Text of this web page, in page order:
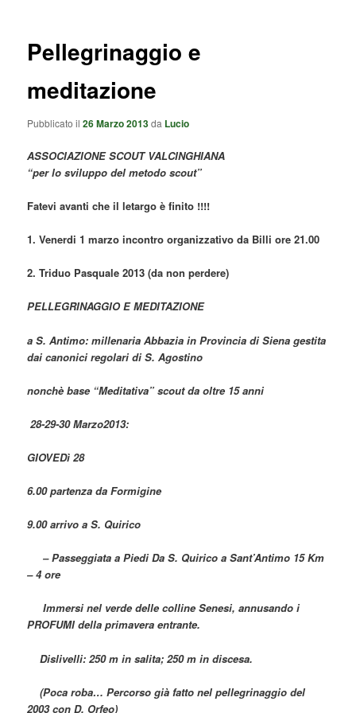
Pellegrinaggio e
meditazione
Pubblicato il26 Marzo 2013da Lucio
ASSOCIAZIONE SCOUT VALCINGHIANA
“per lo sviluppo del metodo scout”
Fatevi avanti che il letargo è finito !!!!
1. Venerdi 1 marzo incontro organizzativo da Billi ore 21.00
2. Triduo Pasquale 2013 (da non perdere)
PELLEGRINAGGIO E MEDITAZIONE
a S. Antimo: millenaria Abbazia in Provincia di Siena gestita
dai canonici regolari di S. Agostino
nonchè base “Meditativa” scout da oltre 15 anni
28-29-30 Marzo2013:
GIOVEDì 28
6.00 partenza da Formigine
9.00 arrivo a S. Quirico
– Passeggiata a Piedi Da S. Quirico a Sant’Antimo 15 Km
– 4 ore
Immersi nel verde delle colline Senesi, annusando i
PROFUMI della primavera entrante.
Dislivelli: 250 m in salita; 250 m in discesa.
(Poca roba… Percorso già fatto nel pellegrinaggio del
2003 con D. Orfeo)